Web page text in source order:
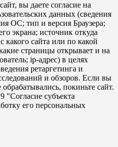
вы даете согласие на
данных (сведения
ОС; тип и версия Браузера;
экрана; источник откуда
какого сайта или по какой
страницы открывает и на
ip-адрес) в целях
ретаргетинга и
и обзоров. Если вы
покиньте сайт.
"Согласие субъекта
его персональных